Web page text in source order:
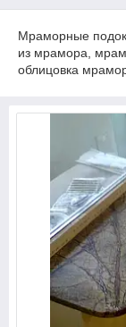
Мраморные
из мрамора,
облицовка